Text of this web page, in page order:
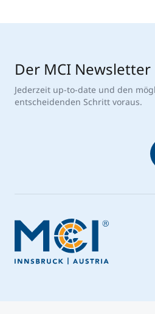
Der MCI Newsletter
Jederzeit up-to-date und den
entscheidenden Schritt voraus.